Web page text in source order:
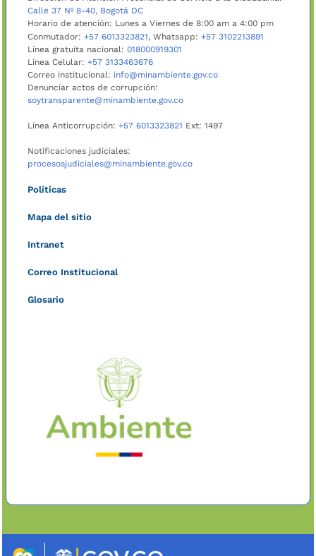
Calle 37 Nº 8-40, Bogotá DC
Horario de atención: Lunes a Viernes de 8:00 am a 4:00 pm
Conmutador: +57 6013323821, Whatsapp: +57 3102213891
Línea gratuita nacional: 018000919301
Línea Celular: +57 3133463676
Correo institucional: info@minambiente.gov.co
Denunciar actos de corrupción:
soytransparente@minambiente.gov.co
Línea Anticorrupción: +57 6013323821 Ext: 1497
Notificaciones judiciales:
procesosjudiciales@minambiente.gov.co
Políticas
Mapa del sitio
Intranet
Correo Institucional
Glosario